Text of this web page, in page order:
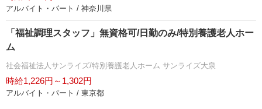
アルバイト・パート / 神奈川県
「福祉調理スタッフ」無資格可/日勤のみ/特別養護老人ホー
ム
社会福祉法人サンライズ/特別養護老人ホーム サンライズ大泉
時給1,226円～1,302円
アルバイト・パート / 東京都